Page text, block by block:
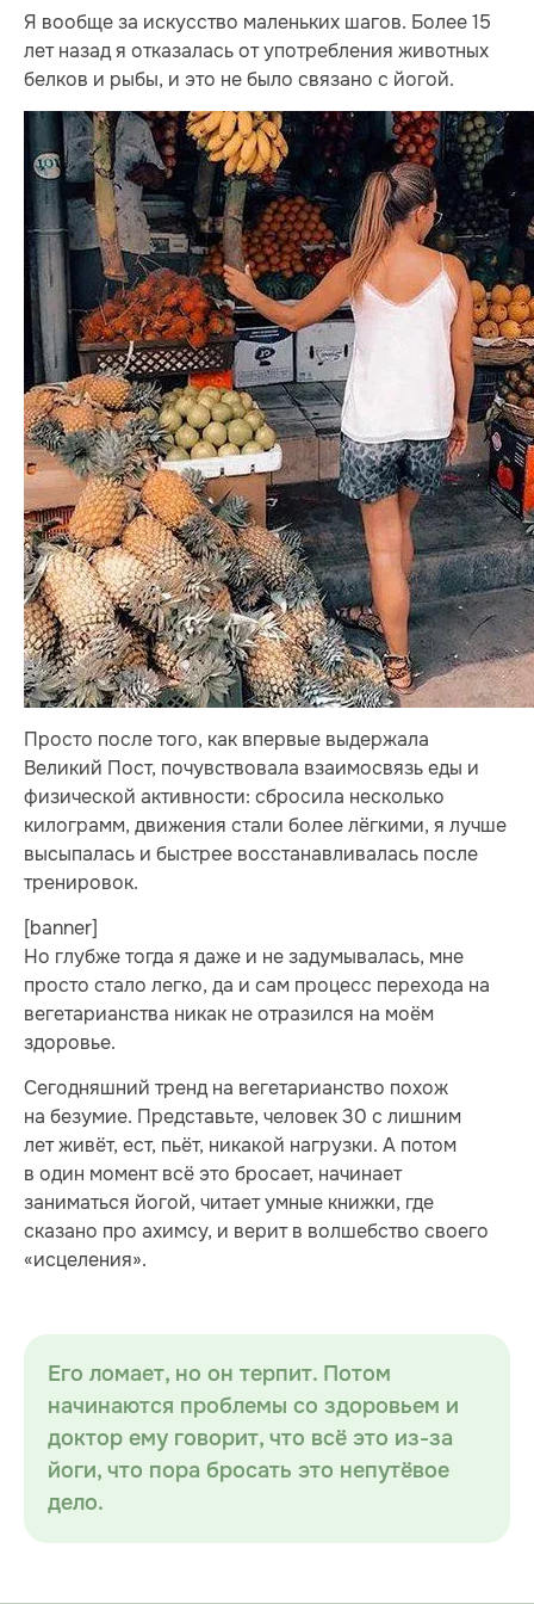
Я вообще за искусство маленьких шагов. Более 15
лет назад я отказалась от употребления животных
белков и рыбы, и это не было связано с йогой.
Просто после того, как впервые выдержала
Великий Пост, почувствовала взаимосвязь еды и
физической активности: сбросила несколько
килограмм, движения стали более лёгкими, я лучше
высыпалась и быстрее восстанавливалась после
тренировок.
[banner]
Но глубже тогда я даже и не задумывалась, мне
просто стало легко, да и сам процесс перехода на
вегетарианства никак не отразился на моём
здоровье.
Сегодняшний тренд на вегетарианство похож
на безумие. Представьте, человек 30 с лишним
лет живёт, ест, пьёт, никакой нагрузки. А потом
в один момент всё это бросает, начинает
заниматься йогой, читает умные книжки, где
сказано про ахимсу, и верит в волшебство своего
«исцеления».
Его ломает, но он терпит. Потом
начинаются проблемы со здоровьем и
доктор ему говорит, что всё это из-за
йоги, что пора бросать это непутёвое
дело.